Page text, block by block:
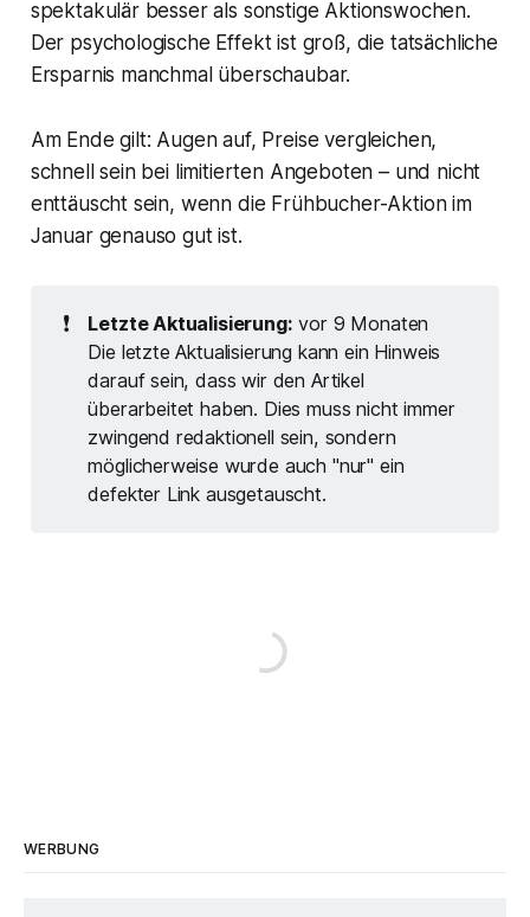
spektakulär besser als sonstige Aktionswochen.
Der psychologische Effekt ist groß, die tatsächliche
Ersparnis manchmal überschaubar.
Am Ende gilt: Augen auf, Preise vergleichen,
schnell sein bei limitierten Angeboten – und nicht
enttäuscht sein, wenn die Frühbucher-Aktion im
Januar genauso gut ist.
❗ Letzte Aktualisierung: vor 9 Monaten
Die letzte Aktualisierung kann ein Hinweis
darauf sein, dass wir den Artikel
überarbeitet haben. Dies muss nicht immer
zwingend redaktionell sein, sondern
möglicherweise wurde auch "nur" ein
defekter Link ausgetauscht.
WERBUNG